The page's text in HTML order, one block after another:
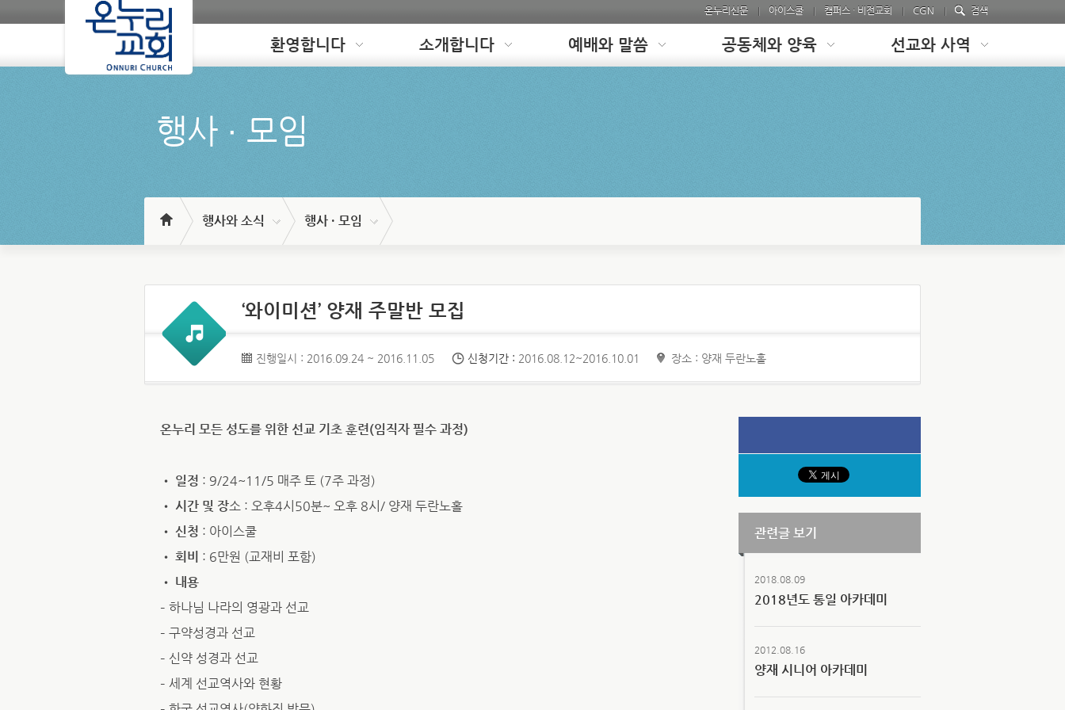
온누리신문 아이스쿨 캠퍼스 · 비전교회 CGN 검색
Loading 환영합니다 소개합니다 예배와 말씀 공동체와 양육 선교와 사역
행사 ∙ 모임
행사와 소식 행사 · 모임
‘와이미션’ 양재 주말반 모집
진행일시 : 2016.09.24 ~ 2016.11.05 신청기간 : 2016.08.12~2016.10.01 장소 : 양재 두란노홀
온누리 모든 성도를 위한 선교 기초 훈련(임직자 필수 과정)
• 일정 : 9/24~11/5 매주 토 (7주 과정)
• 시간 및 장소 : 오후4시50분~ 오후 8시/ 양재 두란노홀
• 신청 : 아이스쿨
• 회비 : 6만원 (교재비 포함)
• 내용
– 하나님 나라의 영광과 선교
– 구약성경과 선교
– 신약 성경과 선교
– 세계 선교역사와 현황
관련글 보기
2018.08.09
2018년도 통일 아카데미
2012.08.16
양재 시니어 아카데미